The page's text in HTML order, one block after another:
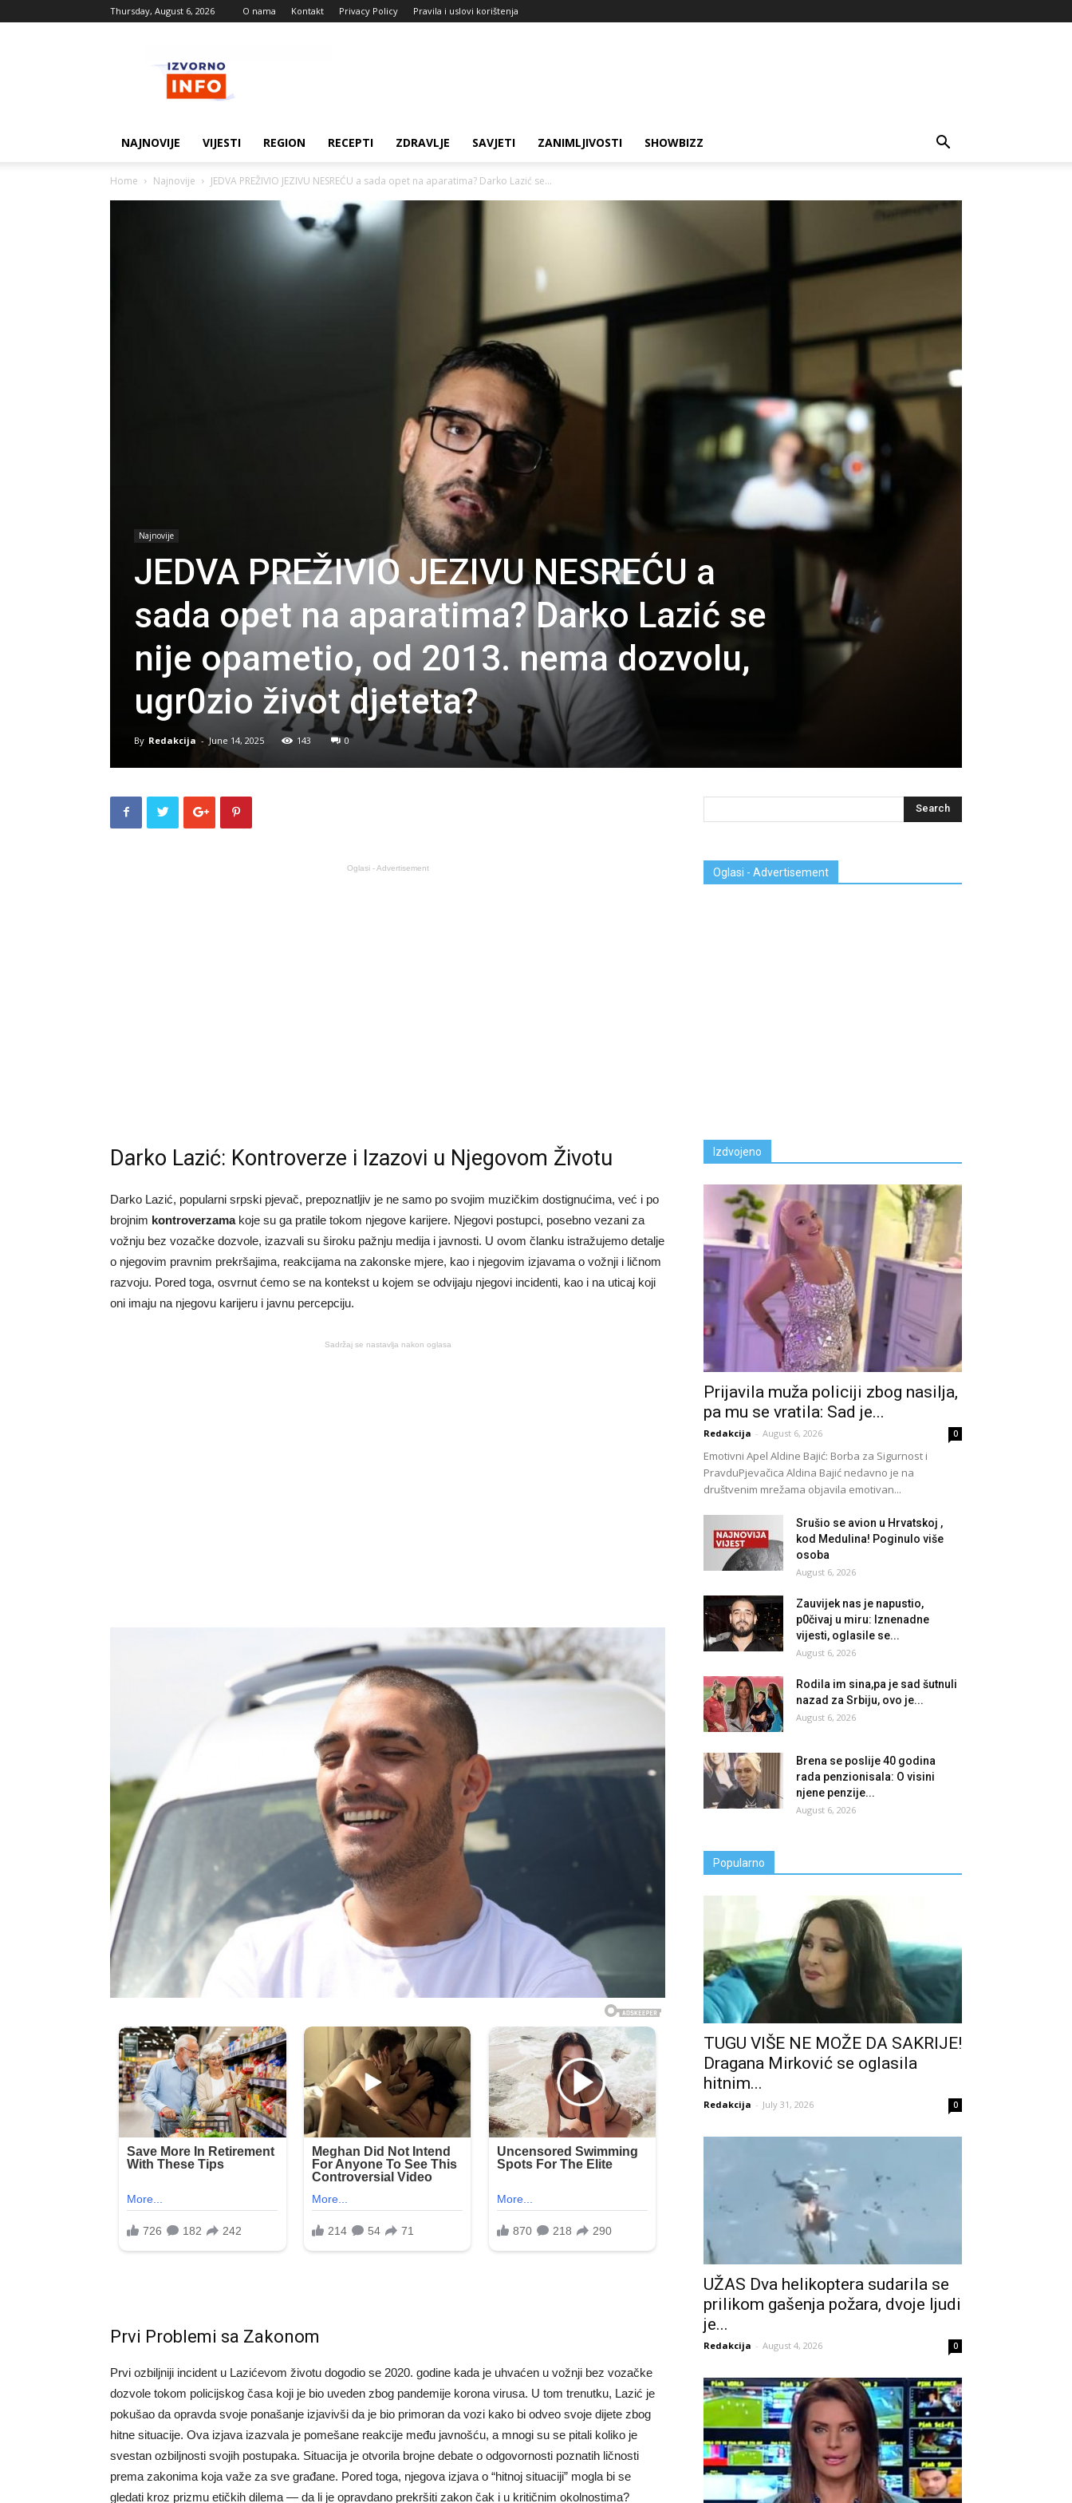
Thursday, August 6, 2026 O nama Kontakt Privacy Policy Pravila i uslovi korištenja
vijesti
NAJNOVIJE VIJESTI REGION RECEPTI ZDRAVLJE SAVJETI ZANIMLJIVOSTI SHOWBIZZ
Home Najnovije JEDVA PREŽIVIO JEZIVU NESREĆU a sada opet na aparatima? Darko Lazić se...
Najnovije
JEDVA PREŽIVIO JEZIVU NESREĆU a
sada opet na aparatima? Darko Lazić se
nije opametio, od 2013. nema dozvolu,
ugr0zio život djeteta?
By Redakcija - June 14, 2025 143 0
Oglasi - Advertisement
Darko Lazić: Kontroverze i Izazovi u Njegovom Životu
Darko Lazić, popularni srpski pjevač, prepoznatljiv je ne samo po svojim muzičkim dostignućima, već i po
brojnim kontroverzamakoje su ga pratile tokom njegove karijere. Njegovi postupci, posebno vezani za
vožnju bez vozačke dozvole, izazvali su široku pažnju medija i javnosti. U ovom članku istražujemo detalje
o njegovim pravnim prekršajima, reakcijama na zakonske mjere, kao i njegovim izjavama o vožnji i ličnom
razvoju. Pored toga, osvrnut ćemo se na kontekst u kojem se odvijaju njegovi incidenti, kao i na uticaj koji
oni imaju na njegovu karijeru i javnu percepciju.
Sadržaj se nastavlja nakon oglasa
Prvi Problemi sa Zakonom
Prvi ozbiljniji incident u Lazićevom životu dogodio se 2020. godine kada je uhvaćen u vožnji bez vozačke
dozvole tokom policijskog časa koji je bio uveden zbog pandemije korona virusa. U tom trenutku, Lazić je
pokušao da opravda svoje ponašanje izjavivši da je bio primoran da vozi kako bi odveo svoje dijete zbog
hitne situacije. Ova izjava izazvala je pomešane reakcije među javnošću, a mnogi su se pitali koliko je
svestan ozbiljnosti svojih postupaka. Situacija je otvorila brojne debate o odgovornosti poznatih ličnosti
prema zakonima koja važe za sve građane. Pored toga, njegova izjava o “hitnoj situaciji” mogla bi se
gledati kroz prizmu etičkih dilema — da li je opravdano prekršiti zakon čak i u kritičnim okolnostima?
Oglasi - Advertisement
Izdvojeno
Prijavila muža policiji zbog nasiIja,
pa mu se vratila: Sad je...
Redakcija - August 6, 2026 0
Emotivni Apel Aldine Bajić: Borba za Sigurnost i
PravduPjevačica Aldina Bajić nedavno je na
društvenim mrežama objavila emotivan...
Srušio se avion u Hrvatskoj ,
kod Medulina! Poginulo više
osoba
August 6, 2026
Zauvijek nas je napustio,
p0čivaj u miru: Iznenadne
vijesti, oglasile se...
August 6, 2026
Rodila im sina,pa je sad šutnuli
nazad za Srbiju, ovo je...
August 6, 2026
Brena se poslije 40 godina
rada penzionisala: O visini
njene penzije...
August 6, 2026
Popularno
TUGU VIŠE NE MOŽE DA SAKRIJE!
Dragana Mirković se oglasila
hitnim...
Redakcija - July 31, 2026 0
UŽAS Dva helikoptera sudarila se
prilikom gašenja požara, dvoje ljudi
je...
Redakcija - August 4, 2026 0